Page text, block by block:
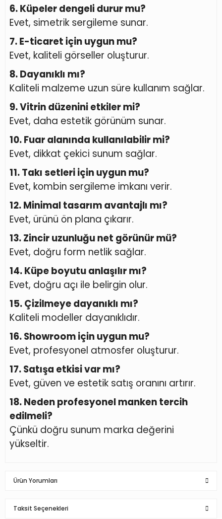
6. Küpeler dengeli durur mu?
Evet, simetrik sergileme sunar.
7. E-ticaret için uygun mu?
Evet, kaliteli görseller oluşturur.
8. Dayanıklı mı?
Kaliteli malzeme uzun süre kullanım sağlar.
9. Vitrin düzenini etkiler mi?
Evet, daha estetik görünüm sunar.
10. Fuar alanında kullanılabilir mi?
Evet, dikkat çekici sunum sağlar.
11. Takı setleri için uygun mu?
Evet, kombin sergileme imkanı verir.
12. Minimal tasarım avantajlı mı?
Evet, ürünü ön plana çıkarır.
13. Zincir uzunluğu net görünür mü?
Evet, doğru form netlik sağlar.
14. Küpe boyutu anlaşılır mı?
Evet, doğru açı ile belirgin olur.
15. Çizilmeye dayanıklı mı?
Kaliteli modeller dayanıklıdır.
16. Showroom için uygun mu?
Evet, profesyonel atmosfer oluşturur.
17. Satışa etkisi var mı?
Evet, güven ve estetik satış oranını artırır.
18. Neden profesyonel manken tercih
edilmeli?
Çünkü doğru sunum marka değerini
yükseltir.
Ürün Yorumları
Taksit Seçenekleri